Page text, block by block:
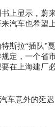
上显示，
汽车也希望
斯拉“插队”
定，一个省
在上海建厂
车意外的延